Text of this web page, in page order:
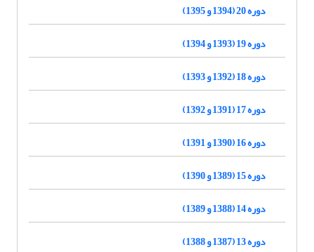
دوره 20 (1394 و 1395)
دوره 19 (1393 و 1394)
دوره 18 (1392 و 1393)
دوره 17 (1391 و 1392)
دوره 16 (1390 و 1391)
دوره 15 (1389 و 1390)
دوره 14 (1388 و 1389)
دوره 13 (1387 و 1388)